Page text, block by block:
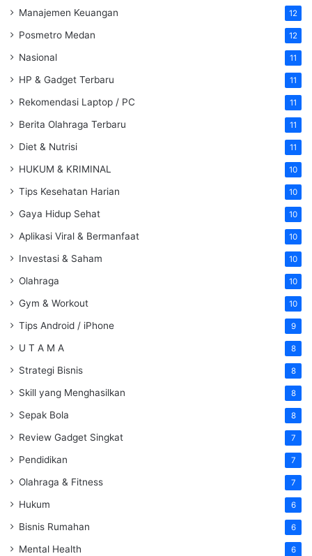
Manajemen Keuangan 12
Posmetro Medan 12
Nasional 11
HP & Gadget Terbaru 11
Rekomendasi Laptop / PC 11
Berita Olahraga Terbaru 11
Diet & Nutrisi 11
HUKUM & KRIMINAL 10
Tips Kesehatan Harian 10
Gaya Hidup Sehat 10
Aplikasi Viral & Bermanfaat 10
Investasi & Saham 10
Olahraga 10
Gym & Workout 10
Tips Android / iPhone 9
U T A M A 8
Strategi Bisnis 8
Skill yang Menghasilkan 8
Sepak Bola 8
Review Gadget Singkat 7
Pendidikan 7
Olahraga & Fitness 7
Hukum 6
Bisnis Rumahan 6
Mental Health 6